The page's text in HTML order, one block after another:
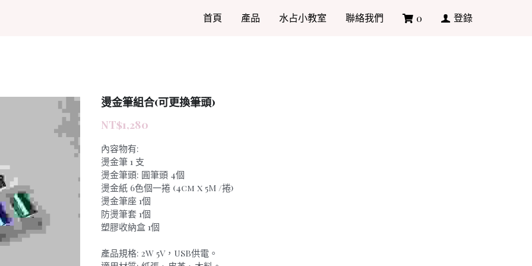
首頁 產品 水占小教室 聯絡我們 0 登錄
燙金筆組合(可更換筆頭)
NT$1,280
內容物有:
燙金筆 1 支
燙金筆頭: 圓筆頭 4個
燙金紙 6色個一捲 (4cm x 5M /捲)
燙金筆座 1個
防燙筆套 1個
塑膠收納盒 1個
產品規格: 2W 5V，USB供電。